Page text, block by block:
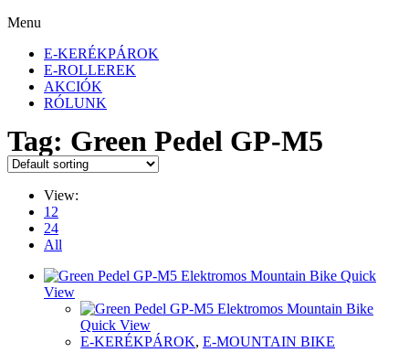
Menu
E-KERÉKPÁROK
E-ROLLEREK
AKCIÓK
RÓLUNK
Tag: Green Pedel GP-M5
View:
12
24
All
Quick
View
Quick View
E-KERÉKPÁROK, E-MOUNTAIN BIKE